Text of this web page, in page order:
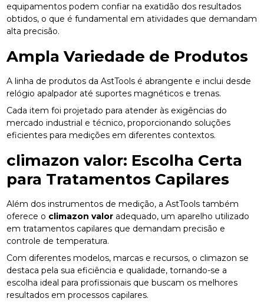
equipamentos podem confiar na exatidão dos resultados
obtidos, o que é fundamental em atividades que demandam
alta precisão.
Ampla Variedade de Produtos
A linha de produtos da AstTools é abrangente e inclui desde
relógio apalpador até suportes magnéticos e trenas.
Cada item foi projetado para atender às exigências do
mercado industrial e técnico, proporcionando soluções
eficientes para medições em diferentes contextos.
climazon valor: Escolha Certa
para Tratamentos Capilares
Além dos instrumentos de medição, a AstTools também
oferece o climazon valor adequado, um aparelho utilizado
em tratamentos capilares que demandam precisão e
controle de temperatura.
Com diferentes modelos, marcas e recursos, o climazon se
destaca pela sua eficiência e qualidade, tornando-se a
escolha ideal para profissionais que buscam os melhores
resultados em processos capilares.